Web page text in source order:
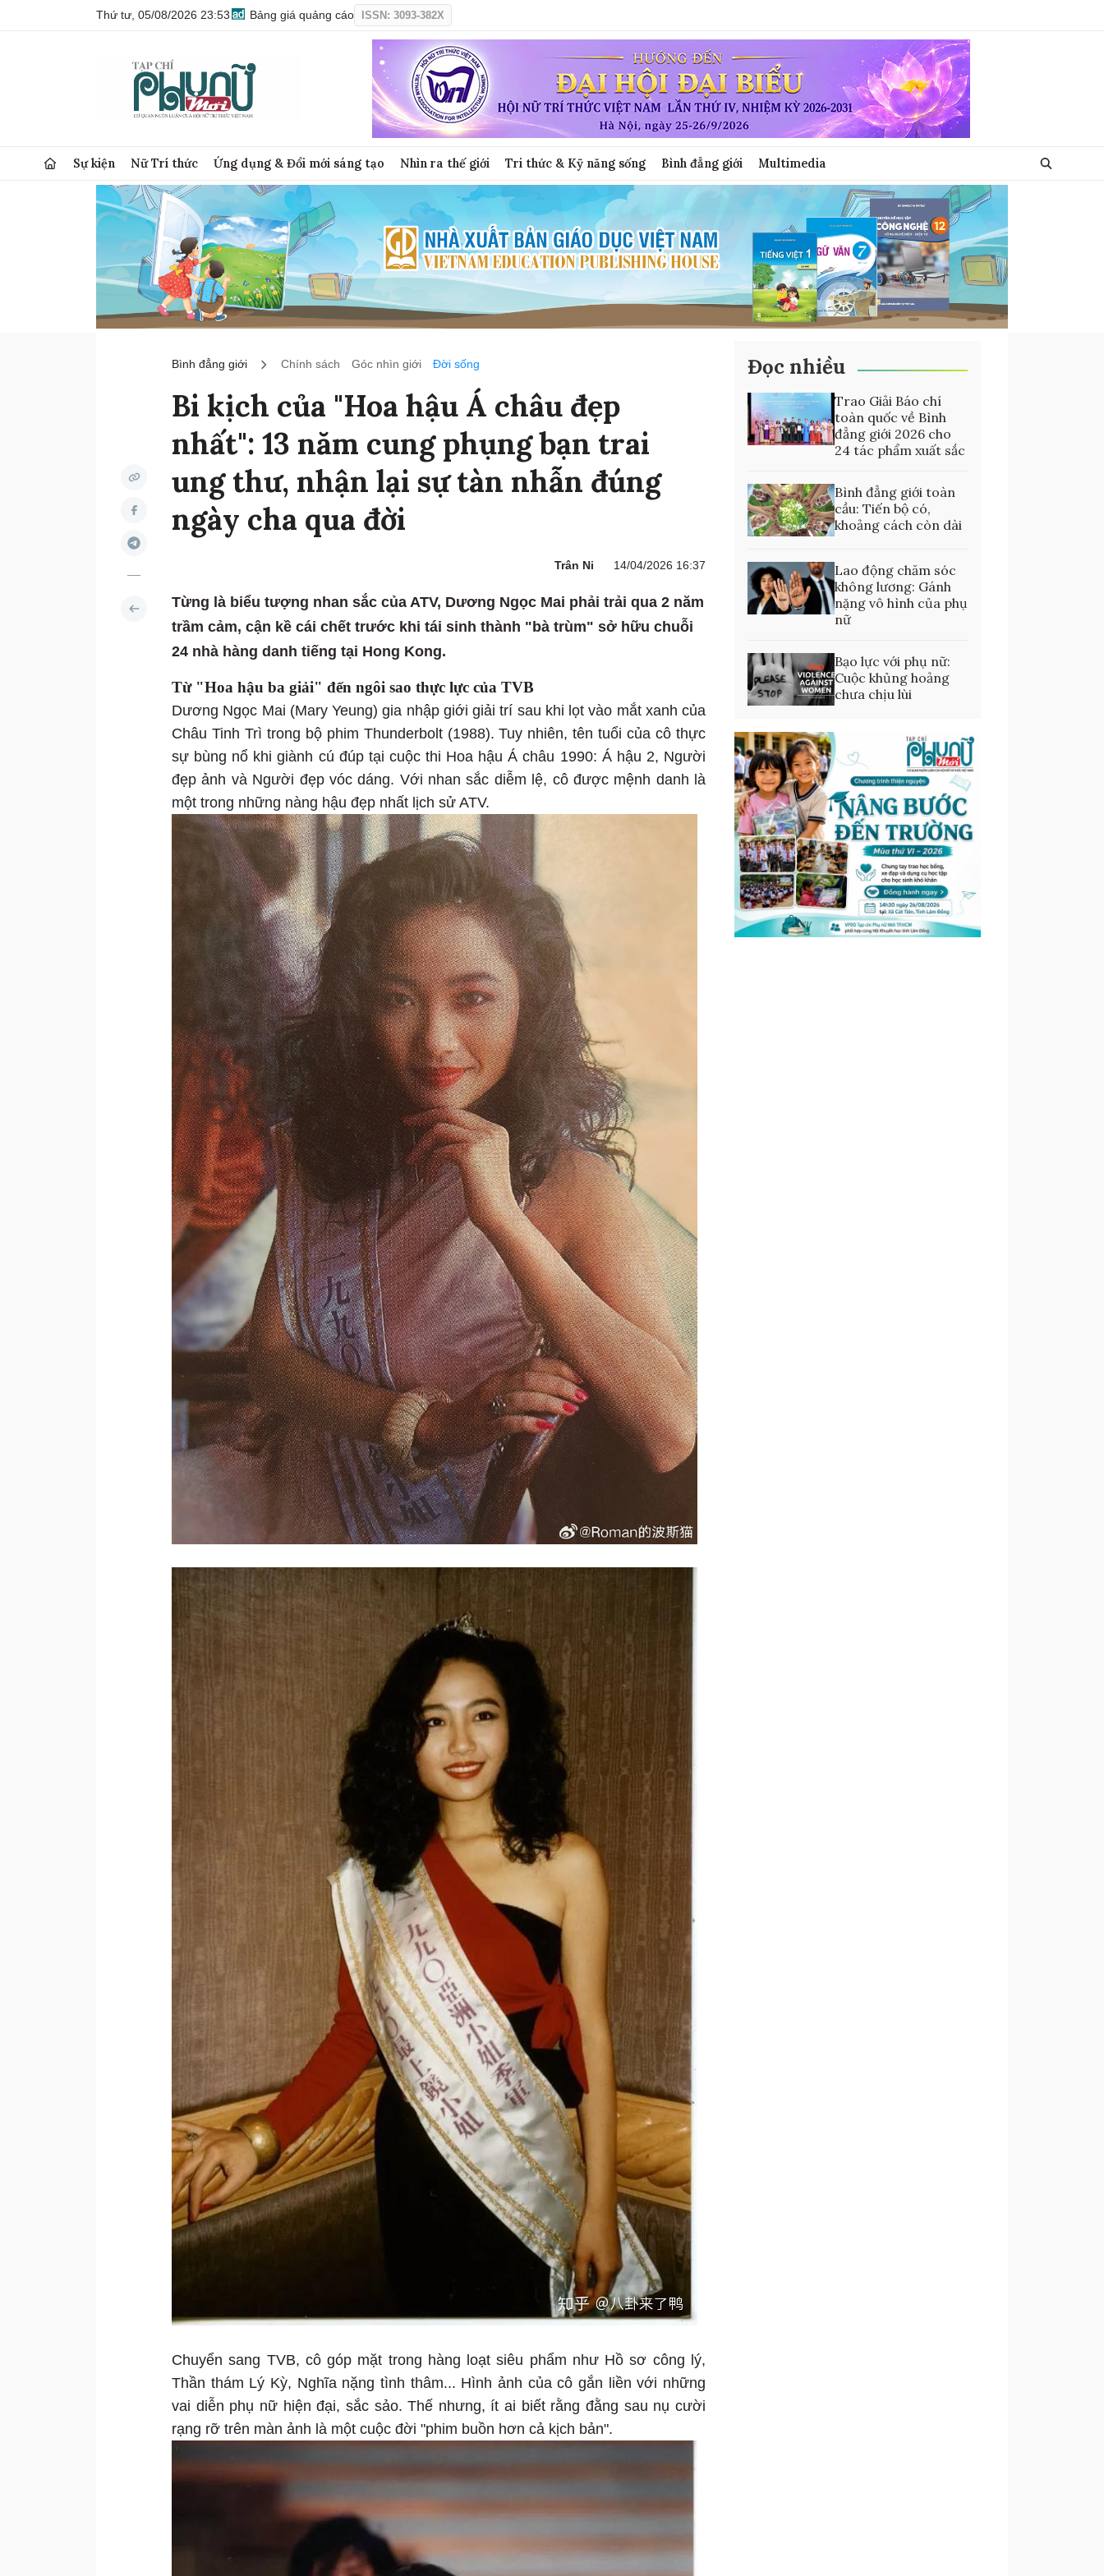
Thứ tư, 05/08/2026 23:53 Bảng giá quảng cáo ISSN: 3093-382X
Sự kiện Nữ Trí thức Ứng dụng & Đổi mới sáng tạo Nhìn ra thế giới Tri thức & Kỹ năng sống Bình đẳng giới Multimedia
Bình đẳng giới Chính sách Góc nhìn giới Đời sống
Bi kịch của "Hoa hậu Á châu đẹp
nhất": 13 năm cung phụng bạn trai
ung thư, nhận lại sự tàn nhẫn đúng
ngày cha qua đời
Trân Ni 14/04/2026 16:37
Từng là biểu tượng nhan sắc của ATV, Dương Ngọc Mai phải trải qua 2 năm
trầm cảm, cận kề cái chết trước khi tái sinh thành "bà trùm" sở hữu chuỗi
24 nhà hàng danh tiếng tại Hong Kong.
Từ "Hoa hậu ba giải" đến ngôi sao thực lực của TVB
Dương Ngọc Mai (Mary Yeung) gia nhập giới giải trí sau khi lọt vào mắt xanh của
Châu Tinh Trì trong bộ phim Thunderbolt (1988). Tuy nhiên, tên tuổi của cô thực
sự bùng nổ khi giành cú đúp tại cuộc thi Hoa hậu Á châu 1990: Á hậu 2, Người
đẹp ảnh và Người đẹp vóc dáng. Với nhan sắc diễm lệ, cô được mệnh danh là
một trong những nàng hậu đẹp nhất lịch sử ATV.
Chuyển sang TVB, cô góp mặt trong hàng loạt siêu phẩm như Hồ sơ công lý,
Thần thám Lý Kỳ, Nghĩa nặng tình thâm... Hình ảnh của cô gắn liền với những
vai diễn phụ nữ hiện đại, sắc sảo. Thế nhưng, ít ai biết rằng đằng sau nụ cười
rạng rỡ trên màn ảnh là một cuộc đời "phim buồn hơn cả kịch bản".
Đọc nhiều
Trao Giải Báo chí
toàn quốc về Bình
đẳng giới 2026 cho
24 tác phẩm xuất sắc
Bình đẳng giới toàn
cầu: Tiến bộ có,
khoảng cách còn dài
Lao động chăm sóc
không lương: Gánh
nặng vô hình của phụ
nữ
Bạo lực với phụ nữ:
Cuộc khủng hoảng
chưa chịu lùi